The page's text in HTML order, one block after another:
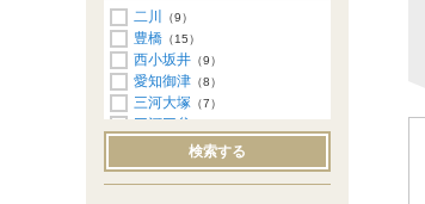
二川
（9）
豊橋 （15）
西小坂井 （9）
愛知御津 （8）
三河大塚 （7）
三河三谷
（2）
三河塩津（3）
三ケ根（4）
検索する